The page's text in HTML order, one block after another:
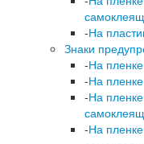
-На
Знаки
-На
-На
-На
-На